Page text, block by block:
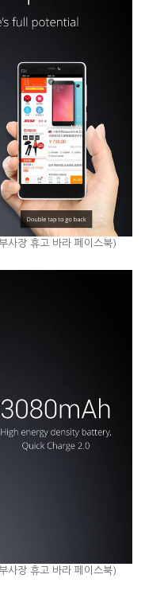
사장 휴고 바라 페이스북)
사장 휴고 바라 페이스북)